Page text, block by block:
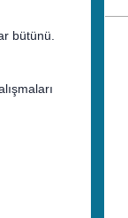
bütünü.